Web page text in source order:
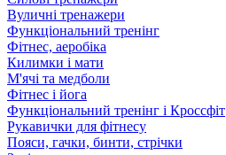
Вуличні тренажери
Функціональний тренінг
Фітнес, аеробіка
Килимки і мати
М'ячі та медболи
Фітнес і йога
Функціональний тренінг і Кроссфіт
Рукавички для фітнесу
Пояси, гачки, бинти, стрічки